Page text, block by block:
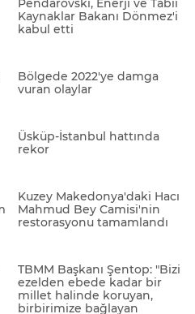
Bosna Hersek Dışişleri
Bakanı Turkovic, Üsküp’te
Pendarovski: “Batı Balkanlar